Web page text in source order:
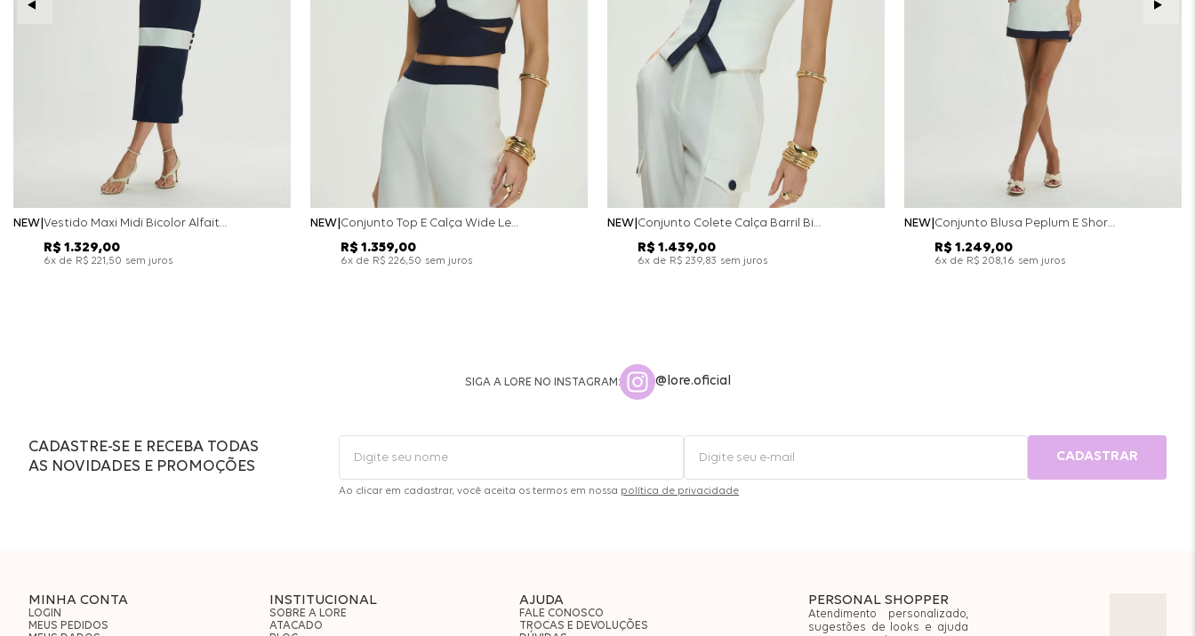
NEW Vestido Maxi Midi Bicolor Alfaitaria Navy - Marinho
R$ 1.329,00
6x de R$ 221 ,50 sem juros
NEW Conjunto Top E Calça Wide Leg Bicolor Alfaitaria - Off White
R$ 1.359,00
6x de R$ 226,50 sem juros
NEW Conjunto Colete Calça Barril Bicolor Alfaiataria - Off White
R$ 1.439,00
6x de R$ 239,83 sem juros
NEW Conjunto Blusa Peplum E Short Saia Bicolor - Off White
R$ 1.249,00
6x de R$ 208,16 sem juros
SIGA A LORE NO INSTAGRAM: @lore.oficial
CADASTRE-SE E RECEBA TODAS
AS NOVIDADES E PROMOÇÕES
CADASTRAR
Ao clicar em cadastrar, você aceita os termos em nossa política de privacidade
MINHA CONTA
LOGIN
MEUS PEDIDOS
INSTITUCIONAL
SOBRE A LORE
ATACADO
AJUDA
FALE CONOSCO
TROCAS E DEVOLUÇÕES
PERSONAL SHOPPER
Atendimento personalizado,
sugestões de looks e ajuda